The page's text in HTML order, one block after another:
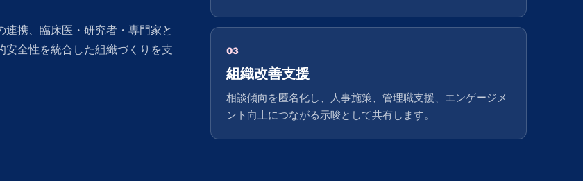
携、臨床医・研究者・専門家と
全性を統合した組織づくりを支
03
組織改善支援
相談傾向を匿名化し、人事施策、管理職支援、エンゲージメ
ント向上につながる示唆として共有します。